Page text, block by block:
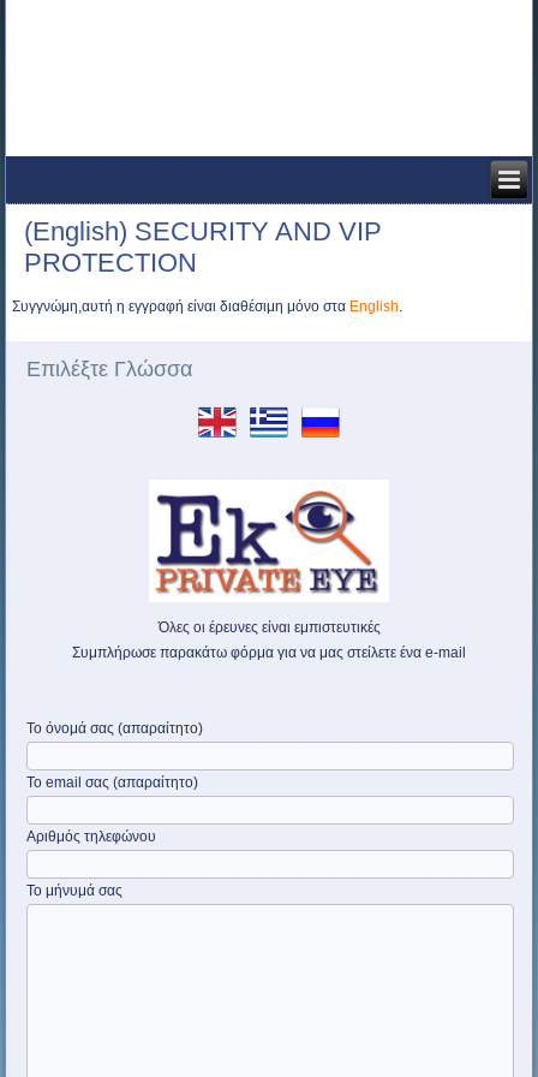
(English) SECURITY AND VIP
PROTECTION
Συγγνώμη,αυτή η εγγραφή είναι διαθέσιμη μόνο στα English.
Επιλέξτε Γλώσσα
Όλες οι έρευνες είναι εμπιστευτικές
Συμπλήρωσε παρακάτω φόρμα για να μας στείλετε ένα e-mail
Το όνομά σας (απαραίτητο)
Το email σας (απαραίτητο)
Αριθμός τηλεφώνου
Το μήνυμά σας